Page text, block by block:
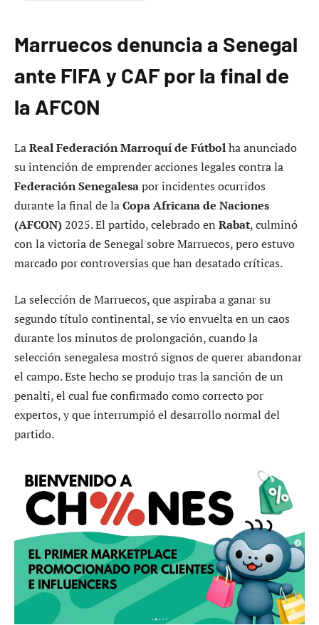
Marruecos denuncia a Senegal
ante FIFA y CAF por la final de
la AFCON
LaReal Federación Marroquí de Fútbolha anunciado
su intención de emprender acciones legales contra la
Federación Senegalesapor incidentes ocurridos
durante la final de laCopa Africana de Naciones
(AFCON)2025. El partido, celebrado en Rabat, culminó
con la victoria de Senegal sobre Marruecos, pero estuvo
marcado por controversias que han desatado críticas.
La selección de Marruecos, que aspiraba a ganar su
segundo título continental, se vio envuelta en un caos
durante los minutos de prolongación, cuando la
selección senegalesa mostró signos de querer abandonar
el campo. Este hecho se produjo tras la sanción de un
penalti, el cual fue confirmado como correcto por
expertos, y que interrumpió el desarrollo normal del
partido.